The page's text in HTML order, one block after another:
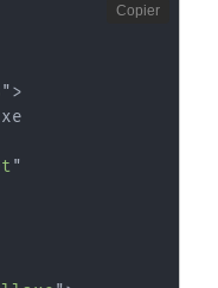
">
"
Copier